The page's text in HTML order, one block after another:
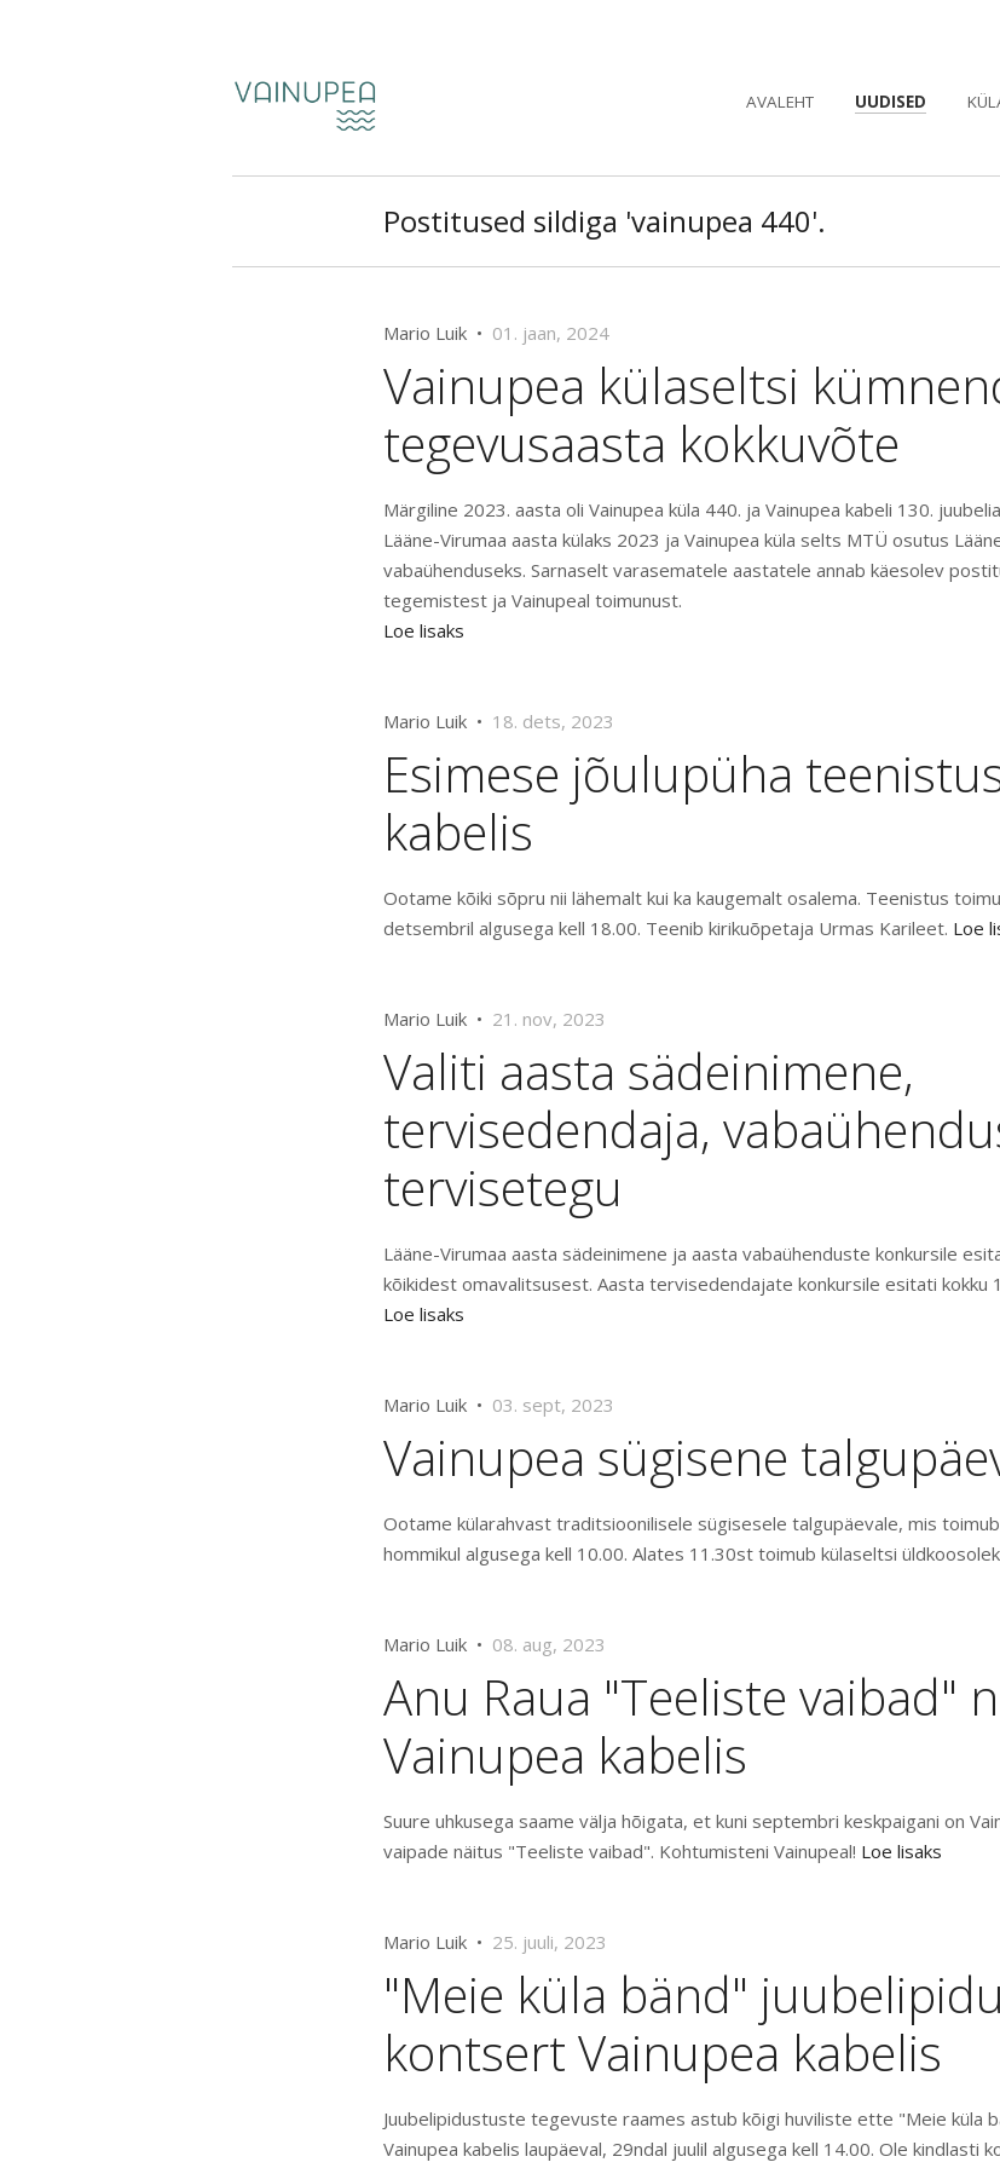
AVALEHT UUDISED
Postitused sildiga 'vainupea 440'.
Mario Luik • 01. jaan, 2024
Vainupea külaseltsi
tegevusaasta kokkuvõte
Märgiline 2023. aasta oli Vainupea küla 440. ja Vainupea kabeli 130.
Lääne-Virumaa aasta külaks 2023 ja Vainupea küla selts MTÜ osutus
vabaühenduseks. Sarnaselt varasematele aastatele annab käesolev
tegemistest ja Vainupeal toimunust.
Loe lisaks
Mario Luik • 18. dets, 2023
Esimese jõulupüha
kabelis
Ootame kõiki sõpru nii lähemalt kui ka kaugemalt osalema. Teenistus
detsembril algusega kell 18.00. Teenib kirikuõpetaja Urmas Karileet. Loe
Mario Luik • 21. nov, 2023
Valiti aasta sädeinimene,
tervisedendaja,
tervisetegu
Lääne-Virumaa aasta sädeinimene ja aasta vabaühenduste konkursile
kõikidest omavalitsusest. Aasta tervisedendajate konkursile esitati kokku
Loe lisaks
Mario Luik • 03. sept, 2023
Vainupea sügisene
Ootame külarahvast traditsioonilisele sügisesele talgupäevale, mis
hommikul algusega kell 10.00. Alates 11.30st toimub külaseltsi
Mario Luik • 08. aug, 2023
Anu Raua "Teeliste vaibad"
Vainupea kabelis
Suure uhkusega saame välja hõigata, et kuni septembri keskpaigani on
vaipade näitus "Teeliste vaibad". Kohtumisteni Vainupeal! Loe lisaks
Mario Luik • 25. juuli, 2023
"Meie küla bänd"
kontsert Vainupea kabelis
Juubelipidustuste tegevuste raames astub kõigi huviliste ette "Meie küla
Vainupea kabelis laupäeval, 29ndal juulil algusega kell 14.00. Ole kindlasti